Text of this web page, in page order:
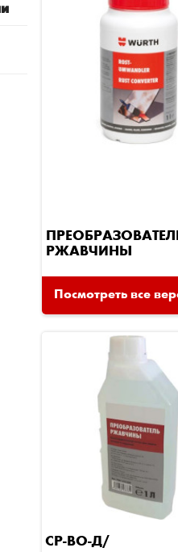
РЖАВЧИНЫ
Посмотреть все
Быстрый
СР-ВО-Д/